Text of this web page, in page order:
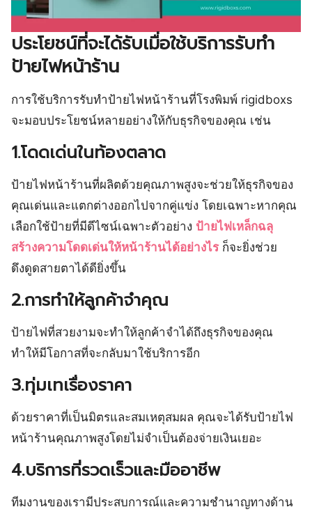
ประโยชน์ที่จะได้รับเมื่อใช้บริการรับทำ
ป้ายไฟหน้าร้าน
การใช้บริการรับทำป้ายไฟหน้าร้านที่โรงพิมพ์ rigidboxs
จะมอบประโยชน์หลายอย่างให้กับธุรกิจของคุณ เช่น
1.โดดเด่นในท้องตลาด
ป้ายไฟหน้าร้านที่ผลิตด้วยคุณภาพสูงจะช่วยให้ธุรกิจของ
คุณเด่นและแตกต่างออกไปจากคู่แข่ง โดยเฉพาะหากคุณ
เลือกใช้ป้ายที่มีดีไซน์เฉพาะตัวอย่าง ป้ายไฟเหล็กฉลุ
สร้างความโดดเด่นให้หน้าร้านได้อย่างไรก็จะยิ่งช่วย
ดึงดูดสายตาได้ดียิ่งขึ้น
2.การทำให้ลูกค้าจำคุณ
ป้ายไฟที่สวยงามจะทำให้ลูกค้าจำได้ถึงธุรกิจของคุณ
ทำให้มีโอกาสที่จะกลับมาใช้บริการอีก
3.ทุ่มเทเรื่องราคา
ด้วยราคาที่เป็นมิตรและสมเหตุสมผล คุณจะได้รับป้ายไฟ
หน้าร้านคุณภาพสูงโดยไม่จำเป็นต้องจ่ายเงินเยอะ
4.บริการที่รวดเร็วและมืออาชีพ
ทีมงานของเรามีประสบการณ์และความชำนาญทางด้าน